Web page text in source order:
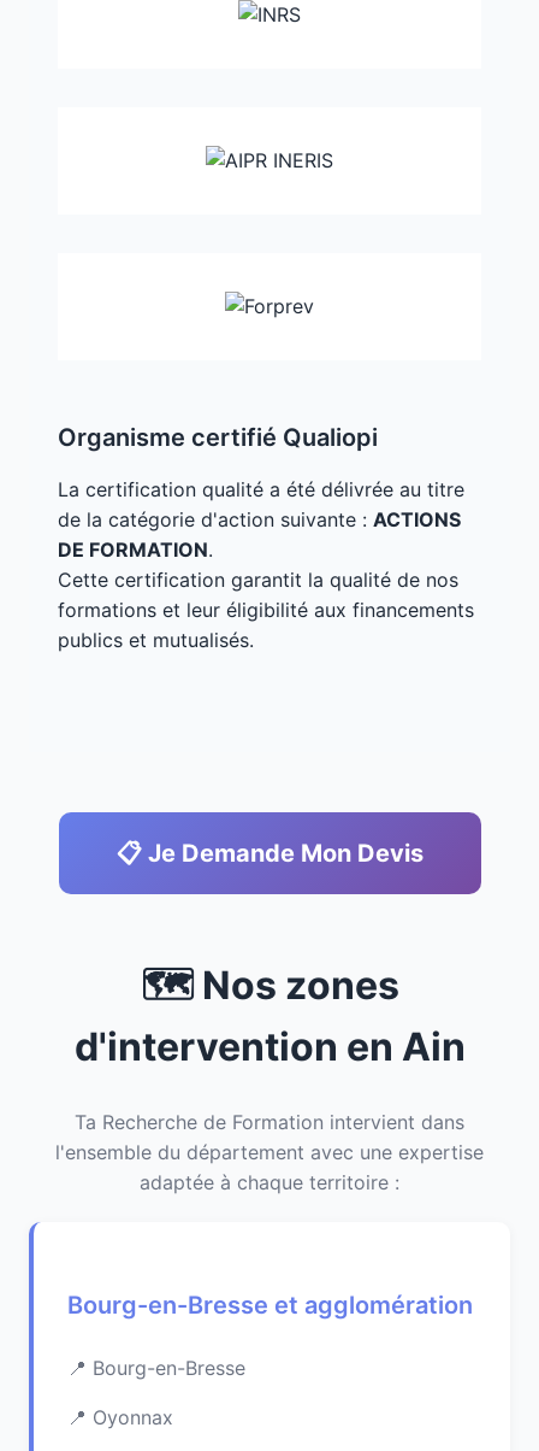
Organisme certifié Qualiopi
La certification qualité a été délivrée au titre
de la catégorie d'action suivante : ACTIONS
DE FORMATION.
Cette certification garantit la qualité de nos
formations et leur éligibilité aux financements
publics et mutualisés.
📋 Je Demande Mon Devis
🗺️ Nos zones
d'intervention en Ain
Ta Recherche de Formation intervient dans
l'ensemble du département avec une expertise
adaptée à chaque territoire :
Bourg-en-Bresse et agglomération
Bourg-en-Bresse
Oyonnax